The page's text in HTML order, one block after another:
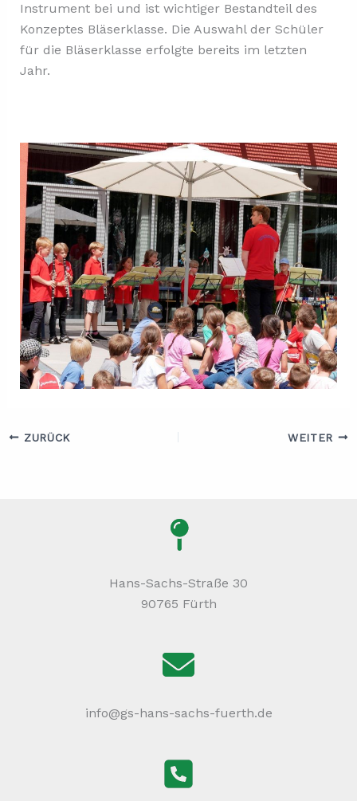
Instrument bei und ist wichtiger Bestandteil des
Konzeptes Bläserklasse. Die Auswahl der Schüler
für die Bläserklasse erfolgte bereits im letzten
Jahr.
ZURÜCK WEITER
Hans-Sachs-Straße 30
90765 Fürth
info@gs-hans-sachs-fuerth.de